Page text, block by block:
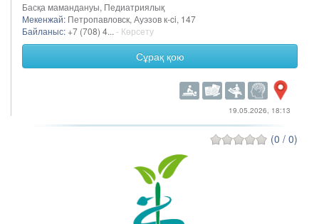
Басқа мамандануы, Педиатриялық
Мекенжай: Петропавловск, Ауэзов к-ci, 147
Байланыс: +7 (708) 4... - Көрсету
Сұрақ қою
19.05.2026, 18:13
(0 / 0)